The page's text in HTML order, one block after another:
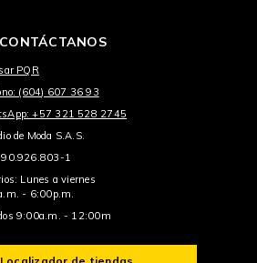
CONTÁCTANOS
PQR
(604) 607 36 93
+57 321 528 2745
de Moda S.A.S.
1
Lunes a viernes
- 6:00p.m.
9:00a.m. - 12:00m